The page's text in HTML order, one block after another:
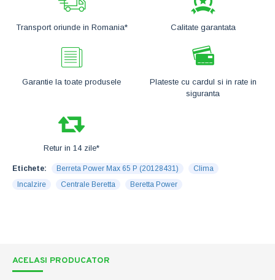
Transport oriunde in Romania* Calitate garantata
Garantie la toate produsele
Plateste cu cardul si in rate in
siguranta
Retur in 14 zile*
Etichete: Berreta Power Max 65 P (20128431)
Clima
Incalzire
Centrale Beretta Beretta Power
ACELASI PRODUCATOR